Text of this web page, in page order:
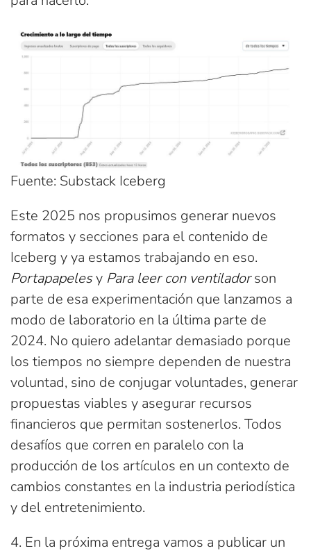
Fuente: Substack Iceberg
Este 2025 nos propusimos generar nuevos
formatos y secciones para el contenido de
Iceberg y ya estamos trabajando en eso.
Portapapelesy Para leer con ventiladorson
parte de esa experimentación que lanzamos a
modo de laboratorio en la última parte de
2024. No quiero adelantar demasiado porque
los tiempos no siempre dependen de nuestra
voluntad, sino de conjugar voluntades, generar
propuestas viables y asegurar recursos
financieros que permitan sostenerlos. Todos
desafíos que corren en paralelo con la
producción de los artículos en un contexto de
cambios constantes en la industria periodística
y del entretenimiento.
4. En la próxima entrega vamos a publicar un